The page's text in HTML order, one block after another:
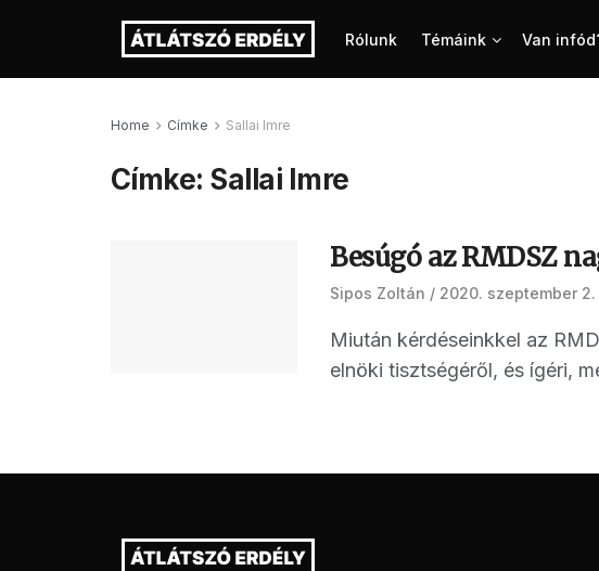
Rólunk Témáink Van
Home Címke Sallai Imre
Címke: Sallai Imre
Besúgó az RMDSZ
Sipos Zoltán 2020. szeptember 2.
Miután kérdéseinkkel az
elnöki tisztségéről, és ígéri,